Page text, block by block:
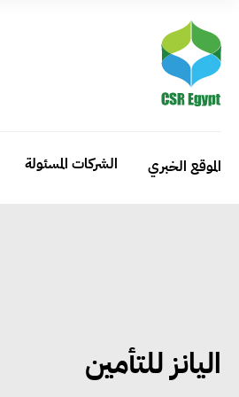
الموقع الخبري الشركات المسئولة
اليانز للتأمين